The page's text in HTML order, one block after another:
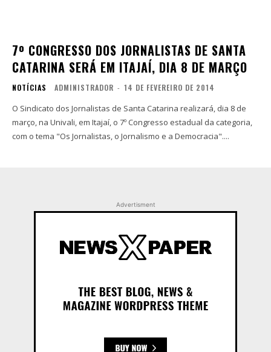
7º CONGRESSO DOS JORNALISTAS DE SANTA
CATARINA SERÁ EM ITAJAÍ, DIA 8 DE MARÇO
NOTÍCIAS ADMINISTRADOR - 14 DE FEVEREIRO DE 2014
O Sindicato dos Jornalistas de Santa Catarina realizará, dia 8 de
março, na Univali, em Itajaí, o 7º Congresso estadual da categoria,
com o tema "Os Jornalistas, o Jornalismo e a Democracia"....
Advertisment